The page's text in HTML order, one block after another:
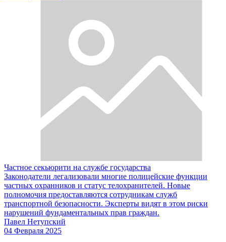
Частное секьюрити на службе государства
Законодатели легализовали многие полицейские функции
частных охранников и статус телохранителей. Новые
полномочия предоставляются сотрудникам служб
транспортной безопасности. Эксперты видят в этом риски
нарушений фундаментальных прав граждан.
Павел Нетупский
04 Февраля 2025